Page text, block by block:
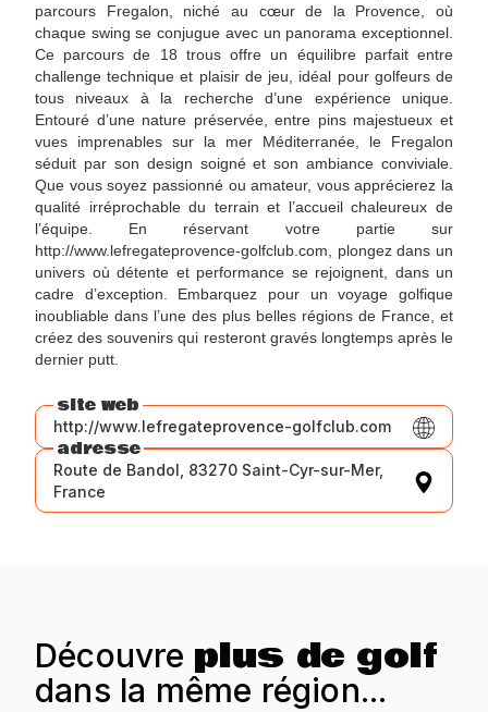
parcours Fregalon, niché au cœur de la Provence, où
chaque swing se conjugue avec un panorama exceptionnel.
Ce parcours de 18 trous offre un équilibre parfait entre
challenge technique et plaisir de jeu, idéal pour golfeurs de
tous niveaux à la recherche d’une expérience unique.
Entouré d’une nature préservée, entre pins majestueux et
vues imprenables sur la mer Méditerranée, le Fregalon
séduit par son design soigné et son ambiance conviviale.
Que vous soyez passionné ou amateur, vous apprécierez la
qualité irréprochable du terrain et l’accueil chaleureux de
l’équipe. En réservant votre partie sur
http://www.lefregateprovence-golfclub.com, plongez dans un
univers où détente et performance se rejoignent, dans un
cadre d’exception. Embarquez pour un voyage golfique
inoubliable dans l’une des plus belles régions de France, et
créez des souvenirs qui resteront gravés longtemps après le
dernier putt.
site web
http://www.lefregateprovence-golfclub.com
adresse
Route de Bandol, 83270 Saint-Cyr-sur-Mer,
France
Découvre plus de golf
dans la même région...